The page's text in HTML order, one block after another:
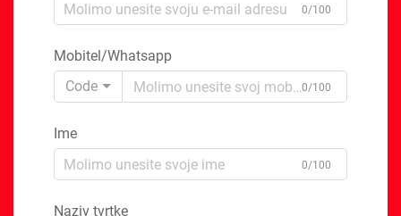
0/100
Mobitel/Whatsapp
Code
0/100
Ime
0/100
Naziv tvrtke